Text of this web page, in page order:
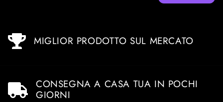
MIGLIOR PRODOTTO SUL MERCATO
CONSEGNA A CASA TUA IN POCHI
GIORNI